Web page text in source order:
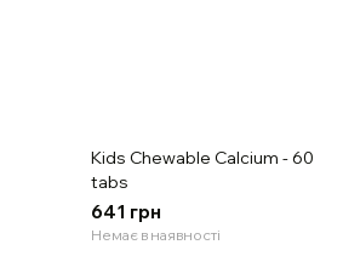
Kids Chewable Calcium - 60
tabs
641 грн
Немає в наявності